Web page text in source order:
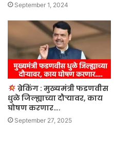
September 1, 2024
ब्रेकिंग : मुख्यमंत्री फडणवीस
धुळे जिल्ह्याच्या दौऱ्यावर, काय
घोषण करणार….
September 27, 2025